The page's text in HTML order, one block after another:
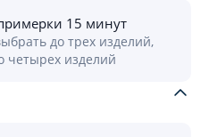
15 минут
до трех изделий,
четырех изделий